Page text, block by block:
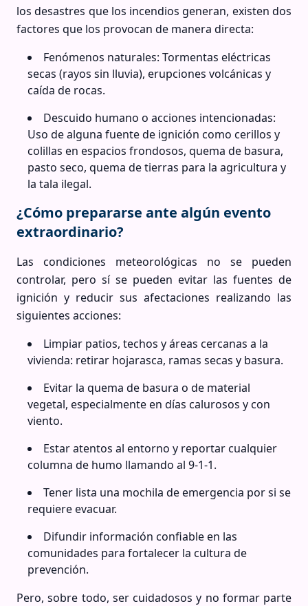
los desastres que los incendios generan, existen dos
factores que los provocan de manera directa:
Fenómenos naturales: Tormentas eléctricas
secas (rayos sin lluvia), erupciones volcánicas y
caída de rocas.
Descuido humano o acciones intencionadas:
Uso de alguna fuente de ignición como cerillos y
colillas en espacios frondosos, quema de basura,
pasto seco, quema de tierras para la agricultura y
la tala ilegal.
¿Cómo prepararse ante algún evento
extraordinario?
Las condiciones meteorológicas no se pueden
controlar, pero sí se pueden evitar las fuentes de
ignición y reducir sus afectaciones realizando las
siguientes acciones:
Limpiar patios, techos y áreas cercanas a la
vivienda: retirar hojarasca, ramas secas y basura.
Evitar la quema de basura o de material
vegetal, especialmente en días calurosos y con
viento.
Estar atentos al entorno y reportar cualquier
columna de humo llamando al 9-1-1.
Tener lista una mochila de emergencia por si se
requiere evacuar.
Difundir información confiable en las
comunidades para fortalecer la cultura de
prevención.
Pero, sobre todo, ser cuidadosos y no formar parte